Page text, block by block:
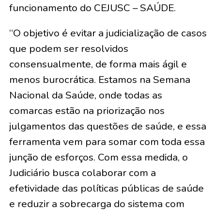
funcionamento do CEJUSC – SAÚDE.
“O objetivo é evitar a judicialização de casos
que podem ser resolvidos
consensualmente, de forma mais ágil e
menos burocrática. Estamos na Semana
Nacional da Saúde, onde todas as
comarcas estão na priorização nos
julgamentos das questões de saúde, e essa
ferramenta vem para somar com toda essa
junção de esforços. Com essa medida, o
Judiciário busca colaborar com a
efetividade das políticas públicas de saúde
e reduzir a sobrecarga do sistema com